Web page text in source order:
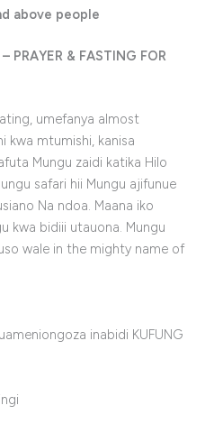
above people
PRAYER & FASTING FOR
umefanya almost
kwa mtumishi, kanisa
Mungu zaidi katika Hilo
safari hii Mungu ajifunue
Na ndoa. Maana iko
kwa bidiii utauona. Mungu
wale in the mighty name of
inabidi KUFUNG